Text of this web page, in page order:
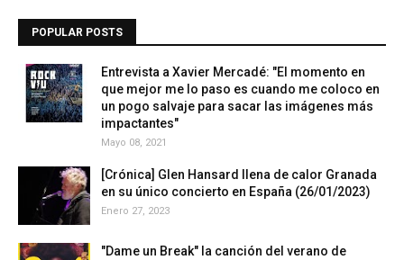
POPULAR POSTS
Entrevista a Xavier Mercadé: "El momento en
que mejor me lo paso es cuando me coloco en
un pogo salvaje para sacar las imágenes más
impactantes"
Mayo 08, 2021
[Crónica] Glen Hansard llena de calor Granada
en su único concierto en España (26/01/2023)
Enero 27, 2023
"Dame un Break" la canción del verano de